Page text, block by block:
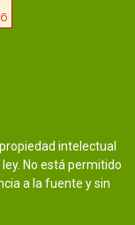
intelectual
No está permitido
a la fuente y sin